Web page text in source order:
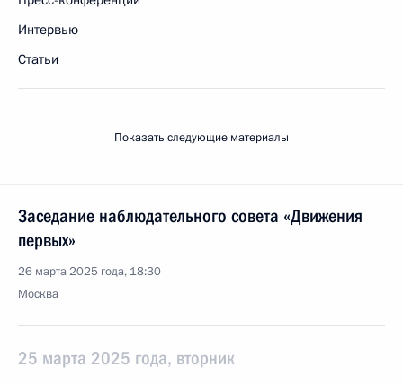
Интервью
Статьи
Показать следующие материалы
Заседание наблюдательного совета «Движения
первых»
26 марта 2025 года, 18:30
Москва
25 марта 2025 года, вторник